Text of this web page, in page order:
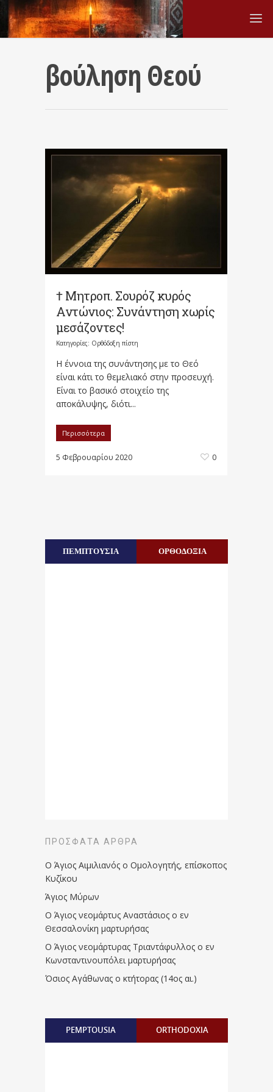
βούληση Θεού
† Μητροπ. Σουρόζ κυρός
Αντώνιος: Συνάντηση χωρίς
μεσάζοντες!
Κατηγορίες: Ορθόδοξη πίστη
Η έννοια της συνάντησης με το Θεό
είναι κάτι το θεμελιακό στην προσευχή.
Είναι το βασικό στοιχείο της
αποκάλυψης, διότι...
Περισσότερα
5 Φεβρουαρίου 2020 0
ΠΕΜΠΤΟΥΣΙΑ ΟΡΘΟΔΟΞΙΑ
ΠΡΌΣΦΑΤΑ ΆΡΘΡΑ
Ο Άγιος Αιμιλιανός ο Ομολογητής, επίσκοπος
Κυζίκου
Άγιος Μύρων
Ο Άγιος νεομάρτυς Αναστάσιος ο εν
Θεσσαλονίκη μαρτυρήσας
Ο Άγιος νεομάρτυρας Τριαντάφυλλος ο εν
Κωνσταντινουπόλει μαρτυρήσας
Όσιος Αγάθωνας ο κτήτορας (14ος αι.)
PEMPTOUSIA ORTHODOXIA